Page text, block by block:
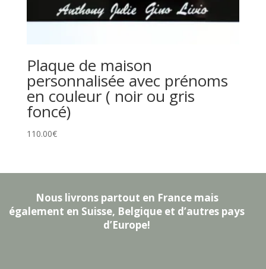
Plaque de maison
personnalisée avec prénoms
en couleur ( noir ou gris
foncé)
110.00€
Nous livrons partout en France mais
également en Suisse, Belgique et d’autres pays
d’Europe!